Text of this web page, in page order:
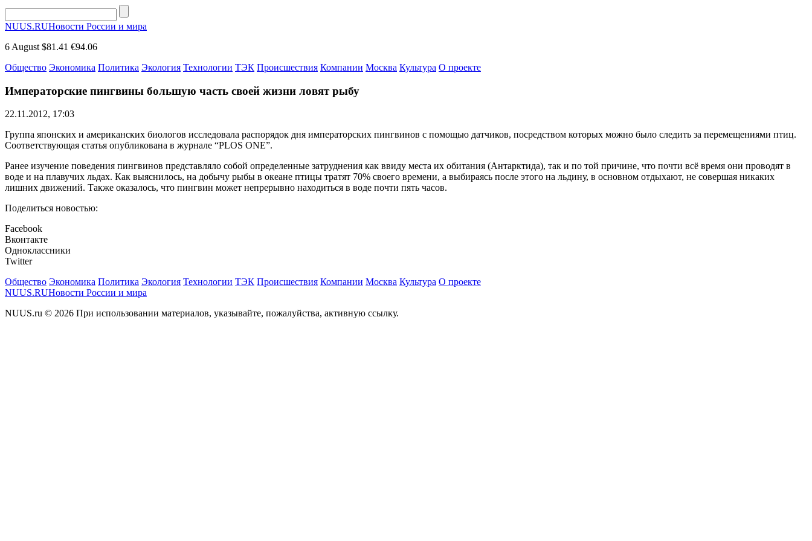
NUUS.RUНовости России и мира
6 August $81.41 €94.06
Общество Экономика Политика Экология Технологии ТЭК Происшествия Компании Москва Культура О проекте
Императорские пингвины большую часть своей жизни ловят рыбу
22.11.2012, 17:03
Группа японских и американских биологов исследовала распорядок дня императорских пингвинов с помощью датчиков, посредством которых можно было следить за перемещениями птиц.
Соответствующая статья опубликована в журнале “PLOS ONE”.
Ранее изучение поведения пингвинов представляло собой определенные затруднения как ввиду места их обитания (Антарктида), так и по той причине, что почти всё время они проводят в
воде и на плавучих льдах. Как выяснилось, на добычу рыбы в океане птицы тратят 70% своего времени, а выбираясь после этого на льдину, в основном отдыхают, не совершая никаких
лишних движений. Также оказалось, что пингвин может непрерывно находиться в воде почти пять часов.
Поделиться новостью:
Facebook
Вконтакте
Одноклассники
Twitter
Общество Экономика Политика Экология Технологии ТЭК Происшествия Компании Москва Культура О проекте
NUUS.RUНовости России и мира
NUUS.ru © 2026 При использовании материалов, указывайте, пожалуйства, активную ссылку.